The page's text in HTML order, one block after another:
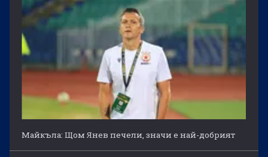
Майкъла: Щом Янев печели, значи е най-добрият